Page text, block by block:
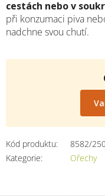
cestách nebo v
při konzumaci piva
nadchne svou chutí.
Kód produktu:
8582/
Kategorie: Ořechy